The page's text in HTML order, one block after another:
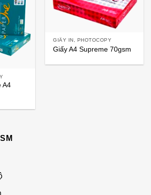
A4
GIẤY IN, PHOTOCOPY
Giấy A4 Supreme 70gsm